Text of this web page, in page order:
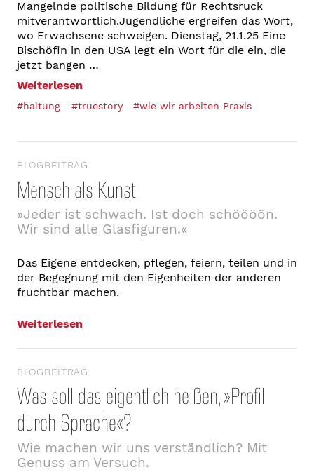
Mangelnde politische Bildung für Rechtsruck
mitverantwortlich.Jugendliche ergreifen das Wort,
wo Erwachsene schweigen. Dienstag, 21.1.25 Eine
Bischöfin in den USA legt ein Wort für die ein, die
jetzt bangen …
Weiterlesen
#haltung #truestory #wie wir arbeiten Praxis
BLOGBEITRAG
Mensch als Kunst
»Jeder ist schwach. Ist doch schöööön.
Wir sind alle Glasfiguren.«
Das Eigene entdecken, pflegen, feiern, teilen und in
der Begegnung mit den Eigenheiten der anderen
fruchtbar machen.
Weiterlesen
BLOGBEITRAG
Was soll das eigentlich heißen, »Profil
durch Sprache«?
Wie machen wir uns verständlich? Mit
Genuss am Versuch.